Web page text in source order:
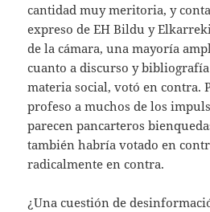
cantidad muy meritoria, y
expreso de EH Bildu y
de la cámara, una mayoría
cuanto a discurso y
materia social, votó en contra.
profeso a muchos de los
parecen pancarteros
también habría votado en
radicalmente en contra.
¿Una cuestión de